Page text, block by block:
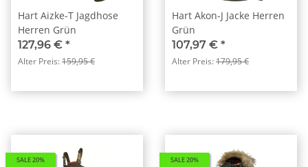
Hart Aizke-T Jagdhose
Herren Grün
127,96 € *
Alter Preis:159,95 €
Hart Akon-J Jacke Herren
Grün
107,97 € *
Alter Preis:179,95 €
SALE 20% SALE 20%